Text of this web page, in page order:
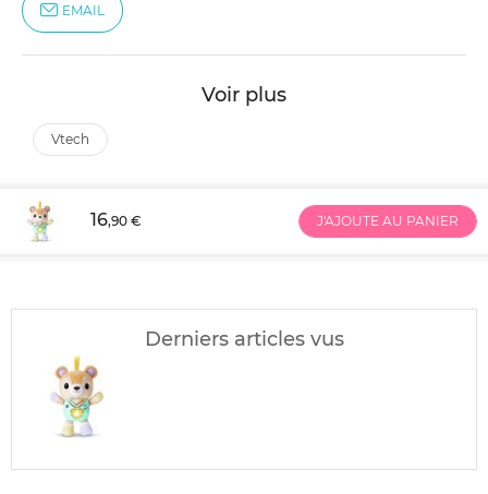
EMAIL
Voir plus
vtech
16,90 € J'AJOUTE AU PANIER
Derniers articles vus